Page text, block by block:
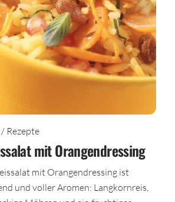
Rezepte
mit Orangendressing
mit Orangendressing ist
und voller Aromen: Langkornreis,